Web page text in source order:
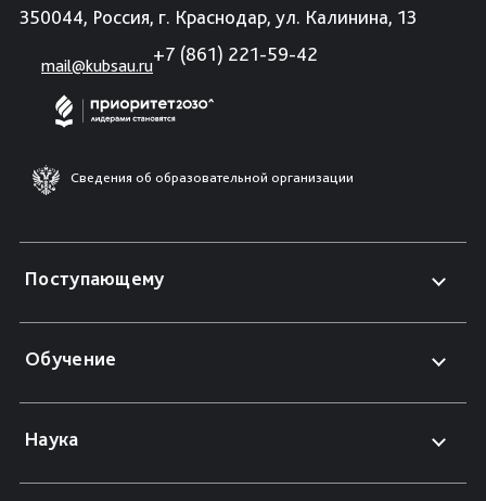
350044, Россия, г. Краснодар, ул. Калинина, 13
mail@kubsau.ru
+7 (861) 221-59-42
Сведения об образовательной организации
Поступающему
Обучение
Наука